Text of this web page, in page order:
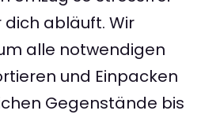
abläuft. Wir
alle notwendigen
und Einpacken
Gegenstände bis